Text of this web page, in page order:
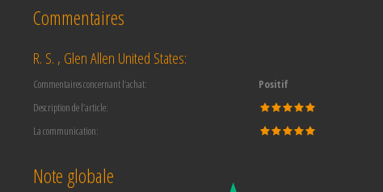
Commentaires
R. S. , Glen Allen United States:
Commentaires concernant l‘achat:
Positif
Description de l’article:
La communication:
Note globale